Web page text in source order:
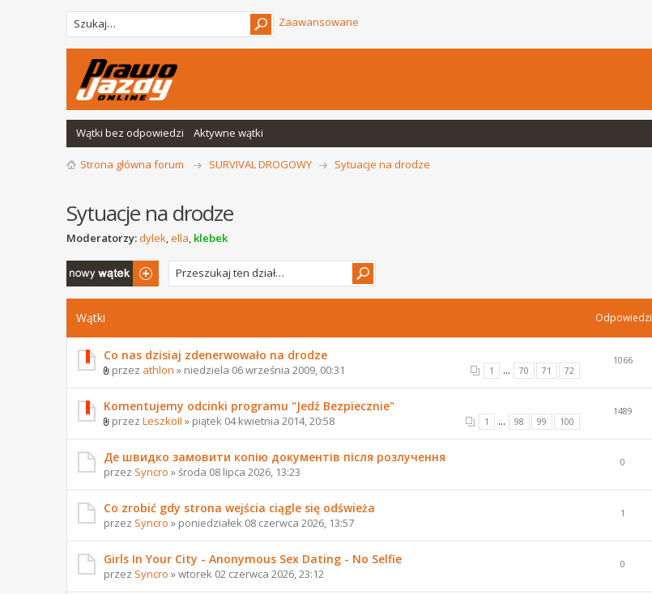
Zaawansowane
Wątki bez odpowiedzi Aktywne wątki
Strona główna forum SURVIVAL DROGOWY Sytuacje na drodze
Sytuacje na drodze
Moderatorzy:dylek,ella, klebek
Napisz wątek
Wątki Odpowiedzi
Co nas dzisiaj zdenerwowało na drodze
1 ... 70 71 72
przez athlon » niedziela 06 września 2009, 00:31
1066
Komentujemy odcinki programu "Jedź Bezpiecznie"
1 ... 98 99 100
przez LeszkoII » piątek 04 kwietnia 2014, 20:58
1489
Де швидко замовити копію документів після розлучення
przez Syncro » środa 08 lipca 2026, 13:23
0
Co zrobić gdy strona wejścia ciągle się odświeża
przez Syncro » poniedziałek 08 czerwca 2026, 13:57
1
Girls In Your City - Anonymous Sex Dating - No Selfie
przez Syncro » wtorek 02 czerwca 2026, 23:12
0